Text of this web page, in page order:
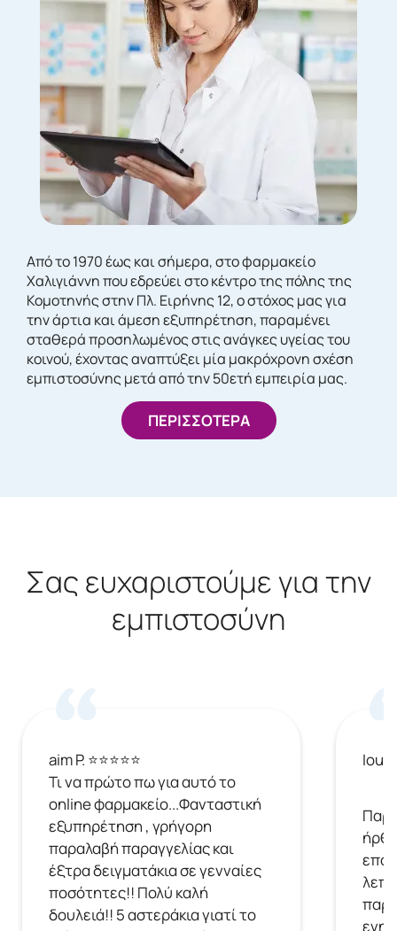
Από το 1970 έως και σήμερα, στο φαρμακείο
Χαλιγιάννη που εδρεύει στο κέντρο της πόλης της
Κομοτηνής στην Πλ. Ειρήνης 12, ο στόχος μας για
την άρτια και άμεση εξυπηρέτηση, παραμένει
σταθερά προσηλωμένος στις ανάγκες υγείας του
κοινού, έχοντας αναπτύξει μία μακρόχρονη σχέση
εμπιστοσύνης μετά από την 50ετή εμπειρία μας.
ΠΕΡΙΣΣΟΤΕΡΑ
Σας ευχαριστούμε για την
εμπιστοσύνη
aim P. ⭐⭐⭐⭐⭐
Τι να πρώτο πω για αυτό το
online φαρμακείο...Φανταστική
εξυπηρέτηση , γρήγορη
παραλαβή παραγγελίας και
έξτρα δειγματάκια σε γενναίες
ποσότητες!! Πολύ καλή
δουλειά!! 5 αστεράκια γιατί το
Ioulia